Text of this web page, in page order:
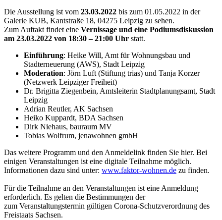
Die Ausstellung ist vom 23.03.2022 bis zum 01.05.2022 in der
Galerie KUB, Kantstraße 18, 04275 Leipzig zu sehen.
Zum Auftakt findet eine Vernissage und eine Podiumsdiskussion
am 23.03.2022 von 18:30 – 21:00 Uhr statt.
Einführung: Heike Will, Amt für Wohnungsbau und
Stadterneuerung (AWS), Stadt Leipzig
Moderation: Jörn Luft (Stiftung trias) und Tanja Korzer
(Netzwerk Leipziger Freiheit)
Dr. Brigitta Ziegenbein, Amtsleiterin Stadtplanungsamt, Stadt
Leipzig
Adrian Reutler, AK Sachsen
Heiko Kuppardt, BDA Sachsen
Dirk Niehaus, bauraum MV
Tobias Wolfrum, jenawohnen gmbH
Das weitere Programm und den Anmeldelink finden Sie hier. Bei
einigen Veranstaltungen ist eine digitale Teilnahme möglich.
Informationen dazu sind unter: www.faktor-wohnen.de zu finden.
Für die Teilnahme an den Veranstaltungen ist eine Anmeldung
erforderlich. Es gelten die Bestimmungen der
zum Veranstaltungstermin gültigen Corona-Schutzverordnung des
Freistaats Sachsen.